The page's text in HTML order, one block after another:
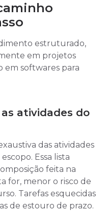
estruturado,
em projetos
softwares para
atividades do
das atividades
Essa lista
feita na
for, menor o risco de
Tarefas esquecidas
de estouro de prazo.